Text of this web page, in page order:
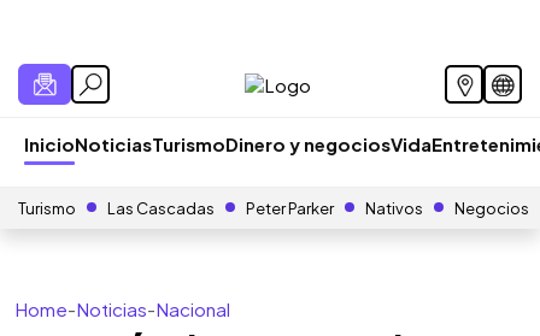
InicioNoticiasTurismoDinero y negociosVida
Turismo Las Cascadas Peter Parker Nativos Negocios
Home-Noticias-Nacional